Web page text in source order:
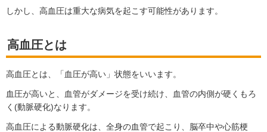
しかし、高血圧は重大な病気を起こす可能性があります。
高血圧とは
高血圧とは、「血圧が高い」状態をいいます。
血圧が高いと、血管がダメージを受け続け、血管の内側が硬くもろ
く(動脈硬化)なります。
高血圧による動脈硬化は、全身の血管で起こり、脳卒中や心筋梗